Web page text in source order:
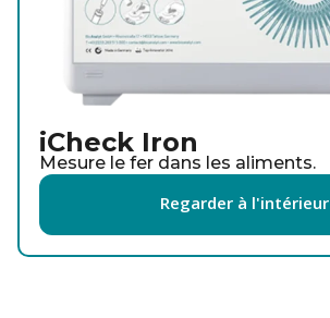
iCheck Iron
Mesure le fer dans les aliments.
Regarder à l'intérieur